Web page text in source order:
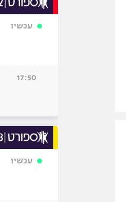
עכשיו
17:50
עכשיו